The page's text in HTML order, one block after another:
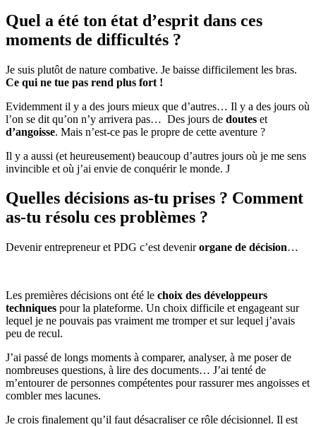
Quel a été ton état d’esprit dans ces
moments de difficultés ?
Je suis plutôt de nature combative. Je baisse difficilement les bras.
Ce qui ne tue pas rend plus fort !
Evidemment il y a des jours mieux que d’autres… Il y a des jours où
l’on se dit qu’on n’y arrivera pas… Des jours de doutes et
d’angoisse. Mais n’est-ce pas le propre de cette aventure ?
Il y a aussi (et heureusement) beaucoup d’autres jours où je me sens
invincible et où j’ai envie de conquérir le monde. J
Quelles décisions as-tu prises ? Comment
as-tu résolu ces problèmes ?
Devenir entrepreneur et PDG c’est devenirorgane de décision…
Les premières décisions ont été le choix des développeurs
techniques pour la plateforme. Un choix difficile et engageant sur
lequel je ne pouvais pas vraiment me tromper et sur lequel j’avais
peu de recul.
J’ai passé de longs moments à comparer, analyser, à me poser de
nombreuses questions, à lire des documents… J’ai tenté de
m’entourer de personnes compétentes pour rassurer mes angoisses et
combler mes lacunes.
Je crois finalement qu’il faut désacraliser ce rôle décisionnel. Il est